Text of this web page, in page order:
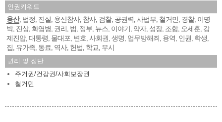
인권키워드
용산, 법정 진실 용산참사, 참사, 검찰, 공권력 사법부 철거민 경찰, 이명
박, 진상, 화염병 권리 법 정부 뉴스 이야기 약자, 성장, 조합, 오세훈 강
제진압, 대통령 물대포 변호 사회권 생명 업무방해죄 용역 인권 학생
집 유가족 동료 역사, 헌법 학교 무시
권리 및 집단
주거권/건강권/사회보장권
철거민